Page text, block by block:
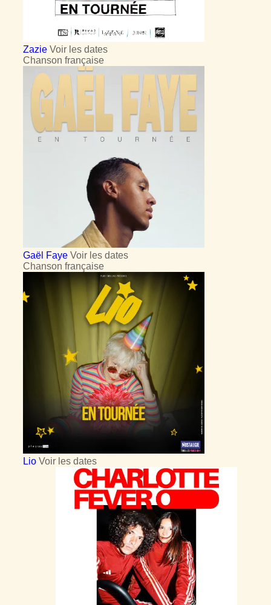
Zazie Voir les dates
Chanson française
Gaël Faye Voir les dates
Chanson française
Lio Voir les dates